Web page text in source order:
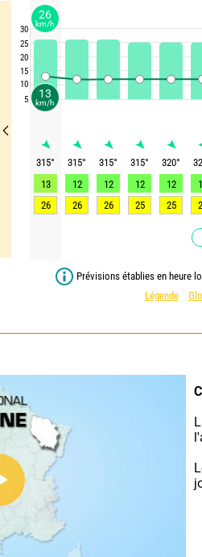
30
25
20
15
10
5
315° 315° 315° 315° 320°
13
12 12 12 12
26
26 26 25 25
Prévisions établies en heure
Légende
13
km/h
26
km/h